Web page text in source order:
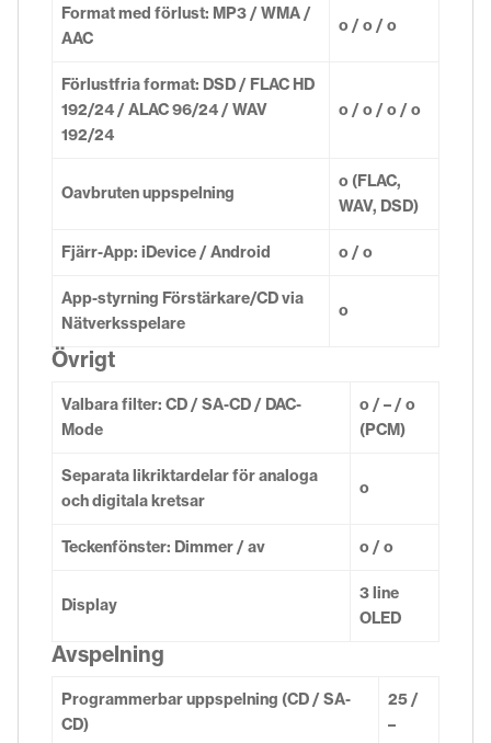
Format med förlust: MP3 / WMA /
AAC
o / o / o
Förlustfria format: DSD / FLAC HD
192/24 / ALAC 96/24 / WAV
192/24
o / o / o / o
Oavbruten uppspelning
o (FLAC,
WAV, DSD)
Fjärr-App: iDevice / Android o / o
App-styrning Förstärkare/CD via
Nätverksspelare
o
Övrigt
Valbara filter: CD / SA-CD / DAC-
Mode
o / – / o
(PCM)
Separata likriktardelar för analoga
och digitala kretsar
o
Teckenfönster: Dimmer / av o / o
Display
3 line
OLED
Avspelning
Programmerbar uppspelning (CD / SA-
CD)
25 /
–